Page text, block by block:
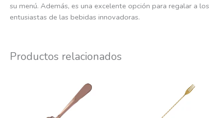
su menú. Además, es una excelente opción para regalar a los
entusiastas de las bebidas innovadoras.
Productos relacionados